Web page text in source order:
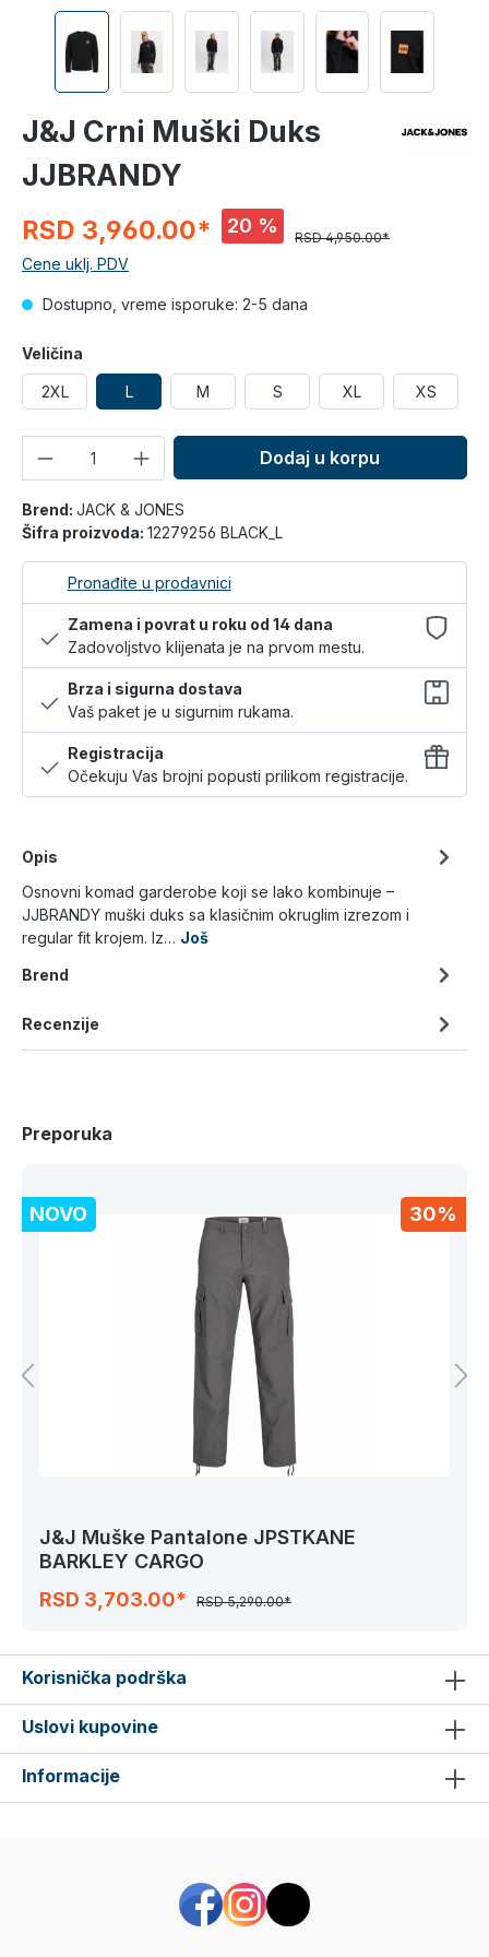
J&J Crni Muški Duks
JJBRANDY
RSD 3,960.00* 20 %
RSD 4,950.00*
Cene uklj. PDV
Dostupno, vreme isporuke: 2-5 dana
Veličina
2XL L M S XL XS
Dodaj u korpu
Brend: JACK & JONES
Šifra proizvoda: 12279256 BLACK_L
Pronađite u prodavnici
Zamena i povrat u roku od 14 dana
Zadovoljstvo klijenata je na prvom mestu.
Brza i sigurna dostava
Vaš paket je u sigurnim rukama.
Registracija
Očekuju Vas brojni popusti prilikom registracije.
Opis
Osnovni komad garderobe koji se lako kombinuje –
JJBRANDY muški duks sa klasičnim okruglim izrezom i
regular fit krojem. Iz… Još
Brend
Recenzije
Preporuka
30%
NOVO
J&J Muške Pantalone JPSTKANE
BARKLEY CARGO
RSD 3,703.00*
RSD 5,290.00*
Korisnička podrška
Uslovi kupovine
Informacije